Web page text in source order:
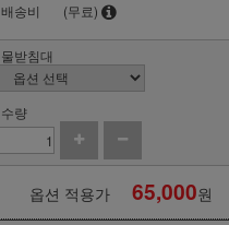
배송비
(무료)
물받침대
수량
옵션 적용가 65,000원